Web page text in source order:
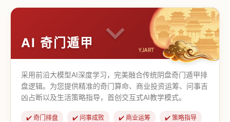
AI 奇门遁甲
采用前沿大模型AI深度学习，完美融合传统阴盘奇门遁甲排
盘逻辑。为您提供精准的奇门算命、商业投资运筹、问事吉
凶占断以及生活策略指导，首创交互式AI教学模式。
✔️ 奇门排盘 ✔️ 问事成败 ✔️ 商业运筹 ✔️ 策略指导